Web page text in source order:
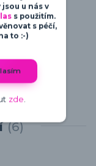
6
jsou u nás v
s použitím.
s péčí,
to :-)
zde.